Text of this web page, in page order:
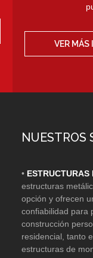
VER MÁS
NUESTROS
• ESTRUCTURAS
estructuras
opción y ofrecen
confiabilidad para
construcción
residencial, tanto
estructuras de